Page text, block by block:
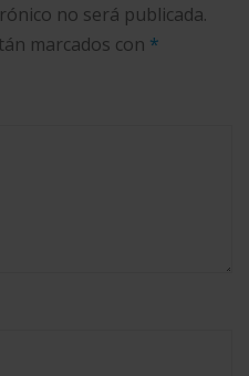
no será publicada.
marcados con *